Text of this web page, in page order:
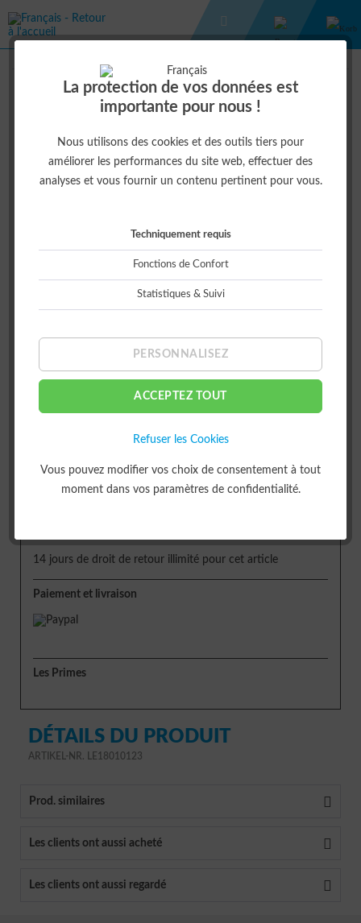
La protection de vos données est
importante pour nous !
Nous utilisons des cookies et des outils tiers pour
améliorer les performances du site web, effectuer des
analyses et vous fournir un contenu pertinent pour vous.
Techniquement requis
Fonctions de Confort
Statistiques & Suivi
PERSONNALISEZ
ACCEPTEZ TOUT
Refuser les Cookies
Vous pouvez modifier vos choix de consentement à tout
moment dans vos paramètres de confidentialité.
WOLLMÜTZE
Livraison
Délai de livraison env. 5 jours
14 jours de droit de retour illimité pour cet article
Paiement et livraison
Les Primes
DÉTAILS DU PRODUIT
ARTIKEL-NR. LE18010123
Prod. similaires
Les clients ont aussi acheté
Les clients ont aussi regardé